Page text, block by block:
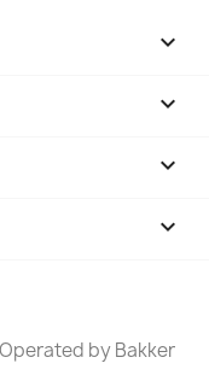



keyboard_arrow_down
by Bakker